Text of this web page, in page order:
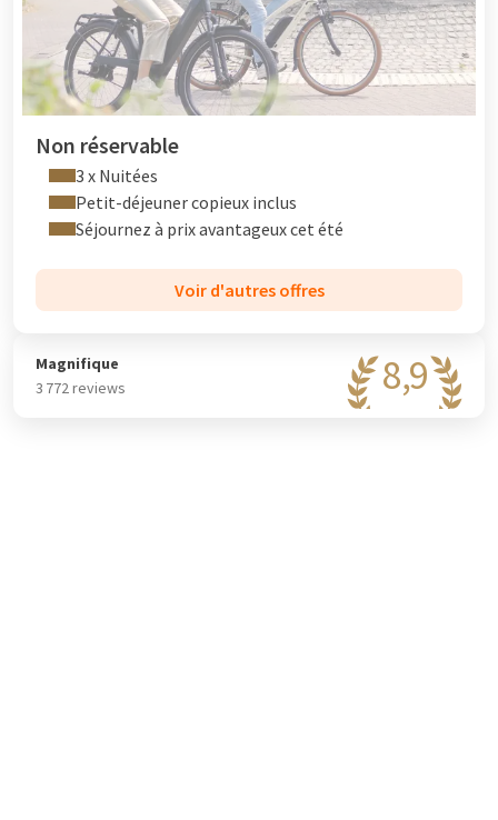
Non réservable
3 x Nuitées
Petit-déjeuner copieux inclus
Séjournez à prix avantageux cet été
Voir d'autres offres
8,9
Magnifique
3 772 reviews